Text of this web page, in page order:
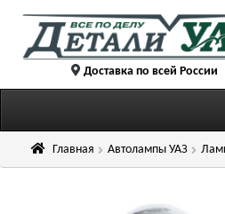
Перейти
Перейти
содержимому Доставка по всей России
Главная Автолампы УАЗ